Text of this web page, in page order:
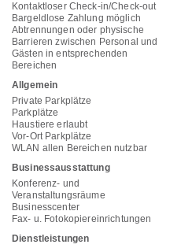
Kontaktloser Check-in/Check-out
Bargeldlose Zahlung möglich
Abtrennungen oder physische
Barrieren zwischen Personal und
Gästen in entsprechenden
Bereichen
Allgemein
Private Parkplätze
Parkplätze
Haustiere erlaubt
Vor-Ort Parkplätze
WLAN allen Bereichen nutzbar
Businessausstattung
Konferenz- und
Veranstaltungsräume
Businesscenter
Fax- u. Fotokopiereinrichtungen
Dienstleistungen